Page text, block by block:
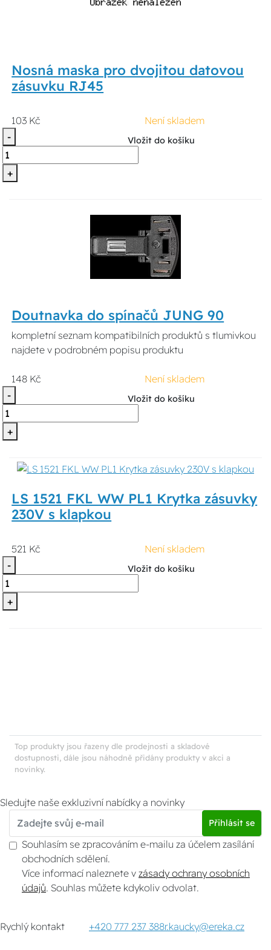
Nosná maska pro dvojitou datovou
zásuvku RJ45
103 Kč
Není skladem
-
+
Vložit do košíku
Doutnavka do spínačů JUNG 90
kompletní seznam kompatibilních produktů s tlumivkou
najdete v podrobném popisu produktu
148 Kč
Není skladem
-
+
Vložit do košíku
LS 1521 FKL WW PL1 Krytka zásuvky
230V s klapkou
521 Kč
Není skladem
-
+
Vložit do košíku
Top produkty jsou řazeny dle prodejnosti a skladové
dostupnosti, dále jsou náhodně přidány produkty v akci a
novinky.
Sledujte naše exkluzivní nabídky a novinky
Přihlásit se
Souhlasím se zpracováním e-mailu za účelem zasílání
obchodních sdělení.
Více informací naleznete v zásady ochrany osobních
údajů . Souhlas můžete kdykoliv odvolat.
Rychlý kontakt +420 777 237 388r.kaucky@ereka.cz